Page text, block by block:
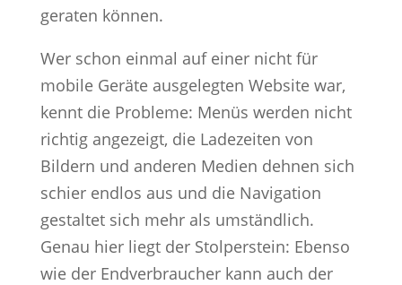
geraten können.
Wer schon einmal auf einer nicht für
mobile Geräte ausgelegten Website war,
kennt die Probleme: Menüs werden nicht
richtig angezeigt, die Ladezeiten von
Bildern und anderen Medien dehnen sich
schier endlos aus und die Navigation
gestaltet sich mehr als umständlich.
Genau hier liegt der Stolperstein: Ebenso
wie der Endverbraucher kann auch der